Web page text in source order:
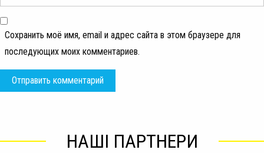
Сохранить моё имя, email и адрес сайта в этом браузере для
последующих моих комментариев.
НАШІ ПАРТНЕРИ